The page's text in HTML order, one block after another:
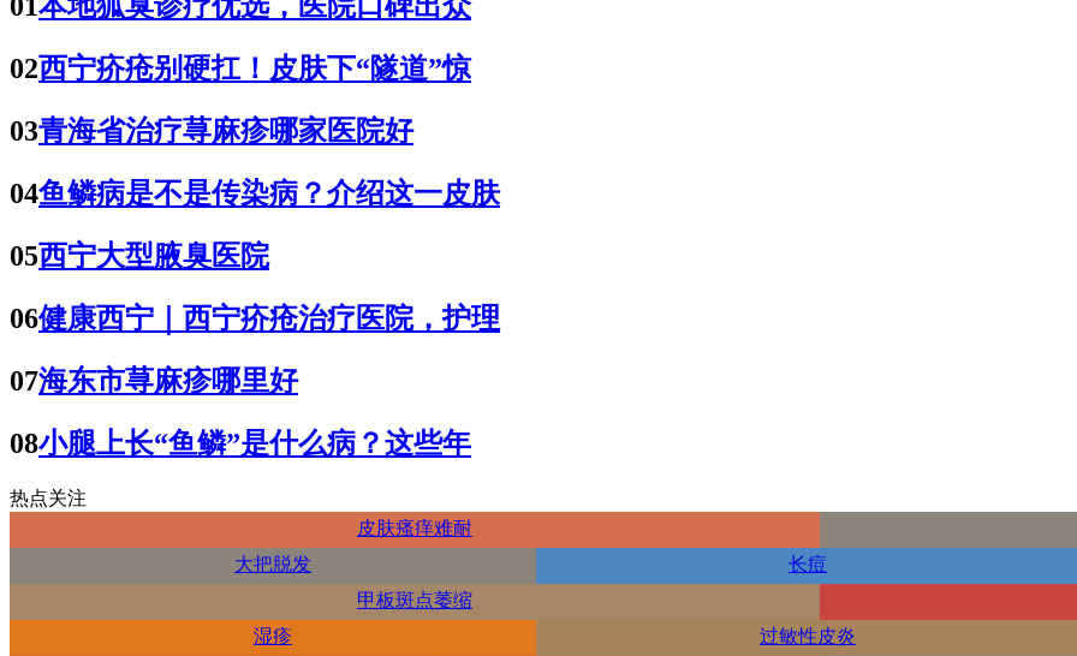
01本地狐臭诊疗优选，医院口碑出众
02西宁疥疮别硬扛！皮肤下“隧道”惊
03青海省治疗荨麻疹哪家医院好
04鱼鳞病是不是传染病？介绍这一皮肤
05西宁大型腋臭医院
06健康西宁｜西宁疥疮治疗医院，护理
07海东市荨麻疹哪里好
08小腿上长“鱼鳞”是什么病？这些年
热点关注
皮肤瘙痒难耐
大把脱发
长痘
甲板斑点萎缩
湿疹
过敏性皮炎